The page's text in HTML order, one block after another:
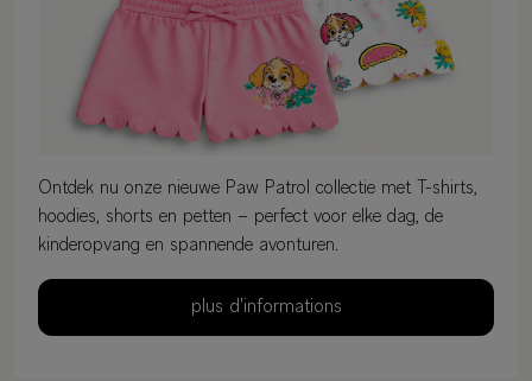
Ontdek nu onze nieuwe Paw Patrol collectie met T-shirts,
hoodies, shorts en petten – perfect voor elke dag, de
kinderopvang en spannende avonturen.
plus d'informations